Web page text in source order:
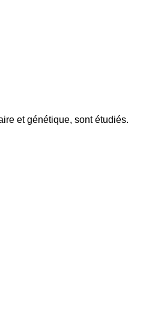
et génétique, sont étudiés.